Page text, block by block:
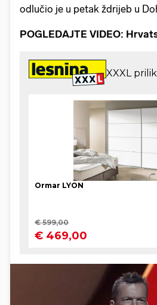
odlučio je u petak ždrijeb u
POGLEDAJTE VIDEO: